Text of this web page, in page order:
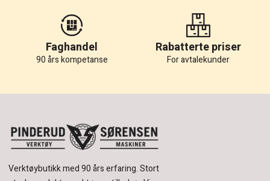
Faghandel
90 års kompetanse
Rabatterte priser
For avtalekunder
Verktøybutikk med 90 års erfaring.Stort